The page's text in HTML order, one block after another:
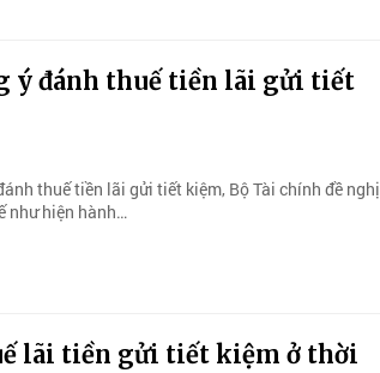
ý đánh thuế tiền lãi gửi tiết
thuế tiền lãi gửi tiết kiệm, Bộ Tài chính đề nghị
như hiện hành…
lãi tiền gửi tiết kiệm ở thời